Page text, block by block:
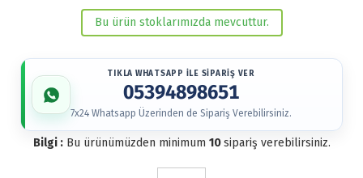
Bu ürün stoklarımızda mevcuttur.
TIKLA WHATSAPP İLE SİPARİŞ VER
05394898651
7x24 Whatsapp Üzerinden de Sipariş Verebilirsiniz.
Bilgi :Bu ürünümüzden minimum 10sipariş verebilirsiniz.